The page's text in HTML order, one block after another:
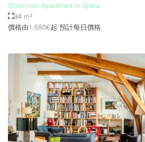
Showroom Apartment in Opéra
94 m²
價格由1.680€起 預計每日價格